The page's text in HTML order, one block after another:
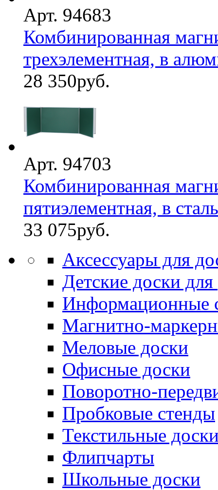
Арт. 94683
Комбинированная
трехэлементная, в
28 350руб.
Арт. 94703
Комбинированная
пятиэлементная, в
33 075руб.
Аксессуары для
Детские доски
Информационные
Магнитно-
Меловые доски
Офисные доски
Поворотно-
Пробковые стенды
Текстильные
Флипчарты
Школьные доски